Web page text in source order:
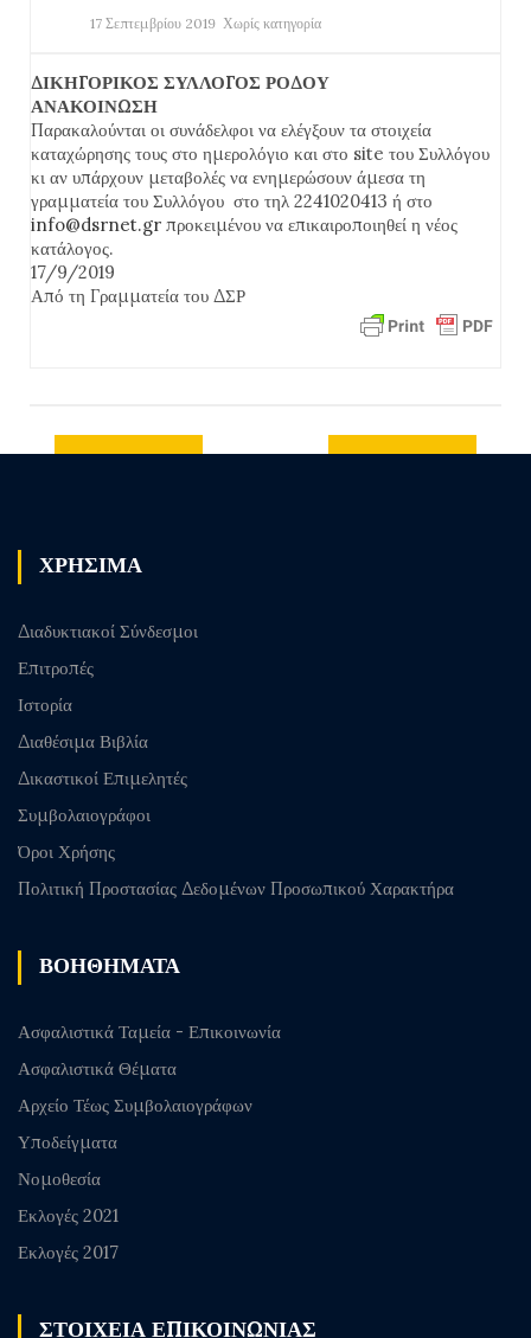
17 Σεπτεμβρίου 2019 Χωρίς κατηγορία
ΔΙΚΗΓΟΡΙΚΟΣ ΣΥΛΛΟΓΟΣ ΡΟΔΟΥ
ΑΝΑΚΟΙΝΩΣΗ
Παρακαλούνται οι συνάδελφοι να ελέγξουν τα στοιχεία
καταχώρησης τους στο ημερολόγιο και στο site του Συλλόγου
κι αν υπάρχουν μεταβολές να ενημερώσουν άμεσα τη
γραμματεία του Συλλόγου στο τηλ 2241020413 ή στο
info@dsrnet.gr προκειμένου να επικαιροποιηθεί η νέος
κατάλογος.
17/9/2019
Από τη Γραμματεία του ΔΣΡ
ΧΡΗΣΙΜΑ
Διαδυκτιακοί Σύνδεσμοι
Επιτροπές
Ιστορία
Διαθέσιμα Βιβλία
Δικαστικοί Επιμελητές
Συμβολαιογράφοι
Όροι Χρήσης
Πολιτική Προστασίας Δεδομένων Προσωπικού Χαρακτήρα
ΒΟΗΘΗΜΑΤΑ
Ασφαλιστικά Ταμεία - Επικοινωνία
Ασφαλιστικά Θέματα
Αρχείο Τέως Συμβολαιογράφων
Υποδείγματα
Νομοθεσία
Εκλογές 2021
Εκλογές 2017
ΣΤΟΙΧΕΙΑ ΕΠΙΚΟΙΝΩΝΙΑΣ